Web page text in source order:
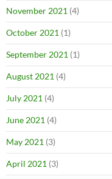
November 2021 (4)
October 2021 (1)
September 2021 (1)
August 2021 (4)
July 2021 (4)
June 2021 (4)
May 2021 (3)
April 2021 (3)